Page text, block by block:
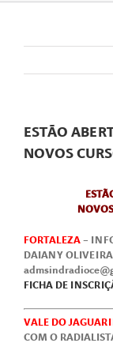
ESTÃO
NOVOS
FORTALEZA –
DAIANY
FICHA DE
VALE DO
COM O